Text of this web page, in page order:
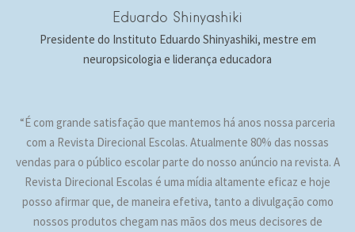
Eduardo Shinyashiki
Presidente do Instituto Eduardo Shinyashiki, mestre em
neuropsicologia e liderança educadora
“É com grande satisfação que mantemos há anos nossa parceria
com a Revista Direcional Escolas. Atualmente 80% das nossas
vendas para o público escolar parte do nosso anúncio na revista. A
Revista Direcional Escolas é uma mídia altamente eficaz e hoje
posso afirmar que, de maneira efetiva, tanto a divulgação como
nossos produtos chegam nas mãos dos meus decisores de